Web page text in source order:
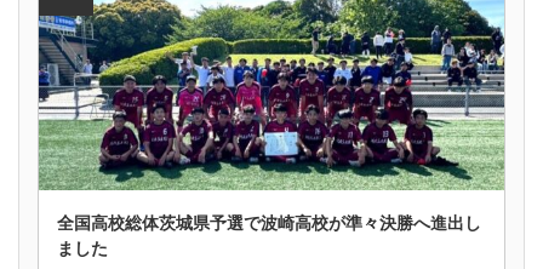
全国高校総体茨城県予選で波崎高校が準々決勝へ進出し
ました